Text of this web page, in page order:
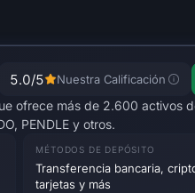
5.0/5 Nuestra Calificación
ofrece más de 2.600 activos
PENDLE y otros.
MÉTODOS DE DEPÓSITO
Transferencia bancaria,
tarjetas y más